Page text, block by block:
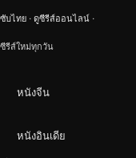
บไทย · ดูซีรีส์ออนไลน์ ·
รีส์ใหม่ทุกวัน
หนังจีน
หนังอินเดีย